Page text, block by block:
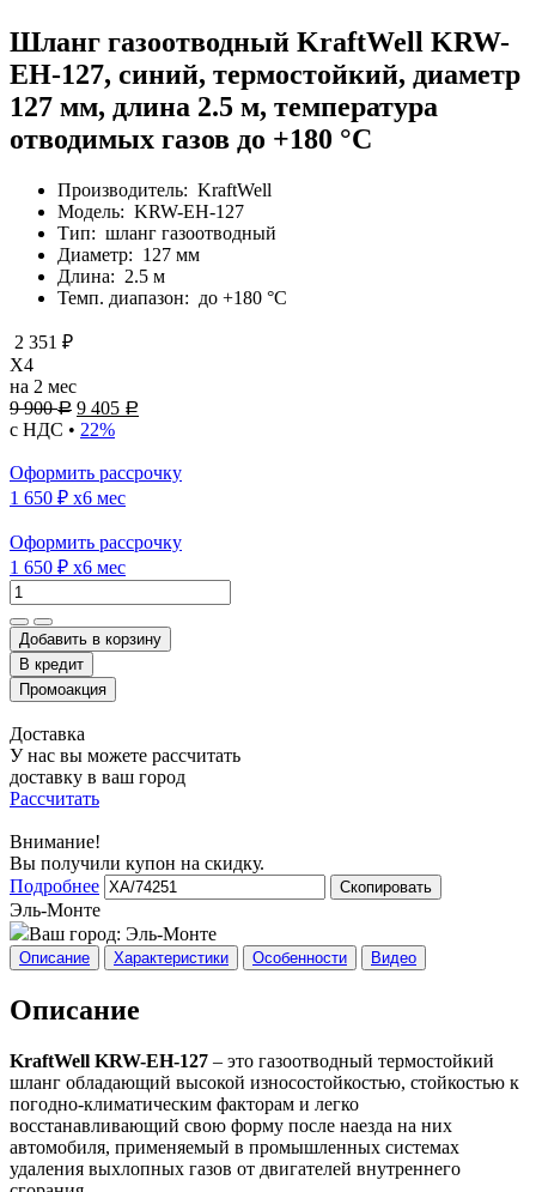
Шланг газоотводный KraftWell KRW-
EH-127, синий, термостойкий, диаметр
127 мм, длина 2.5 м, температура
отводимых газов до +180 °С
Производитель: KraftWell
Модель: KRW-EH-127
Тип: шланг газоотводный
Диаметр: 127 мм
Длина: 2.5 м
Темп. диапазон: до +180 °С
2 351 ₽
X4
на 2 мес
9 900Р 9 405 Р
с НДС • 22%
Оформить рассрочку
1 650 ₽ x6 мес
Оформить рассрочку
1 650 ₽ x6 мес
Добавить в корзину
Доставка
У нас вы можете рассчитать
доставку в ваш город
Рассчитать
Внимание!
Вы получили купон на скидку.
Подробнее
Скопировать
Эль-Монте
Ваш город: Эль-Монте
Описание Характеристики Особенности Видео
Описание
KraftWell KRW-EH-127 – это газоотводный термостойкий
шланг обладающий высокой износостойкостью, стойкостью к
погодно-климатическим факторам и легко
восстанавливающий свою форму после наезда на них
автомобиля, применяемый в промышленных системах
удаления выхлопных газов от двигателей внутреннего